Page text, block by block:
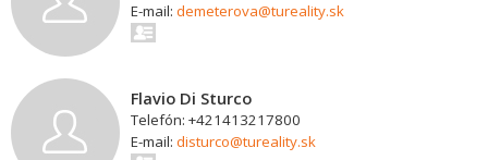
E-mail: demeterova@tureality.sk
Flavio Di Sturco
Telefón: +421413217800
E-mail: disturco@tureality.sk